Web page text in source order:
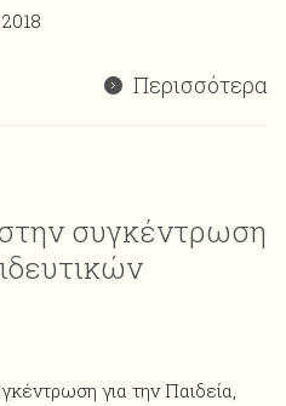
Περισσότερα
συγκέντρωση
για την Παιδεία,